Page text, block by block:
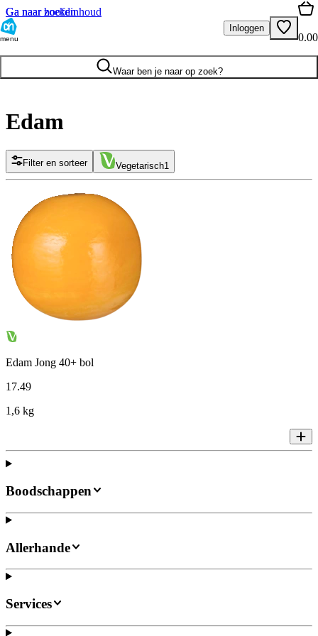
Ga naar hoofdinhoud
Ga naar zoeken
menu
Inloggen
0.00
Waar ben je naar op zoek?
Edam
Filter en sorteer Vegetarisch1
Edam Jong 40+ bol
17.49
1,6 kg
Boodschappen
Allerhande
Services